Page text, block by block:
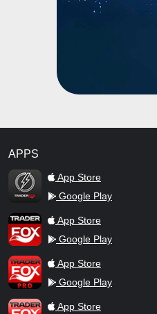
APPS
TraderFox Flash
App Store
Google Play
TraderFox AppApp Store
Google Play
TraderFox ProApp Store
Google Play
TraderFox dpa-AFX ProFeed
App Store